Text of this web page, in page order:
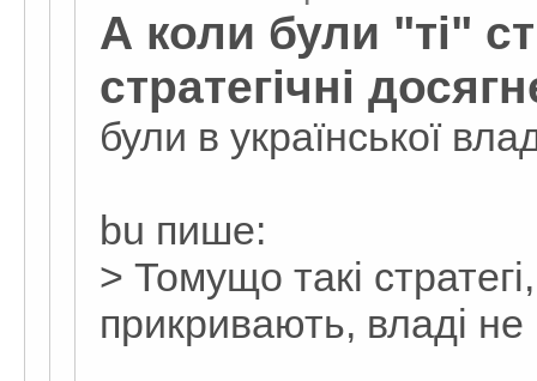
А коли були "ті"
стратегічні
були в української
bu пише:
> Томущо такі
прикривають, владі не